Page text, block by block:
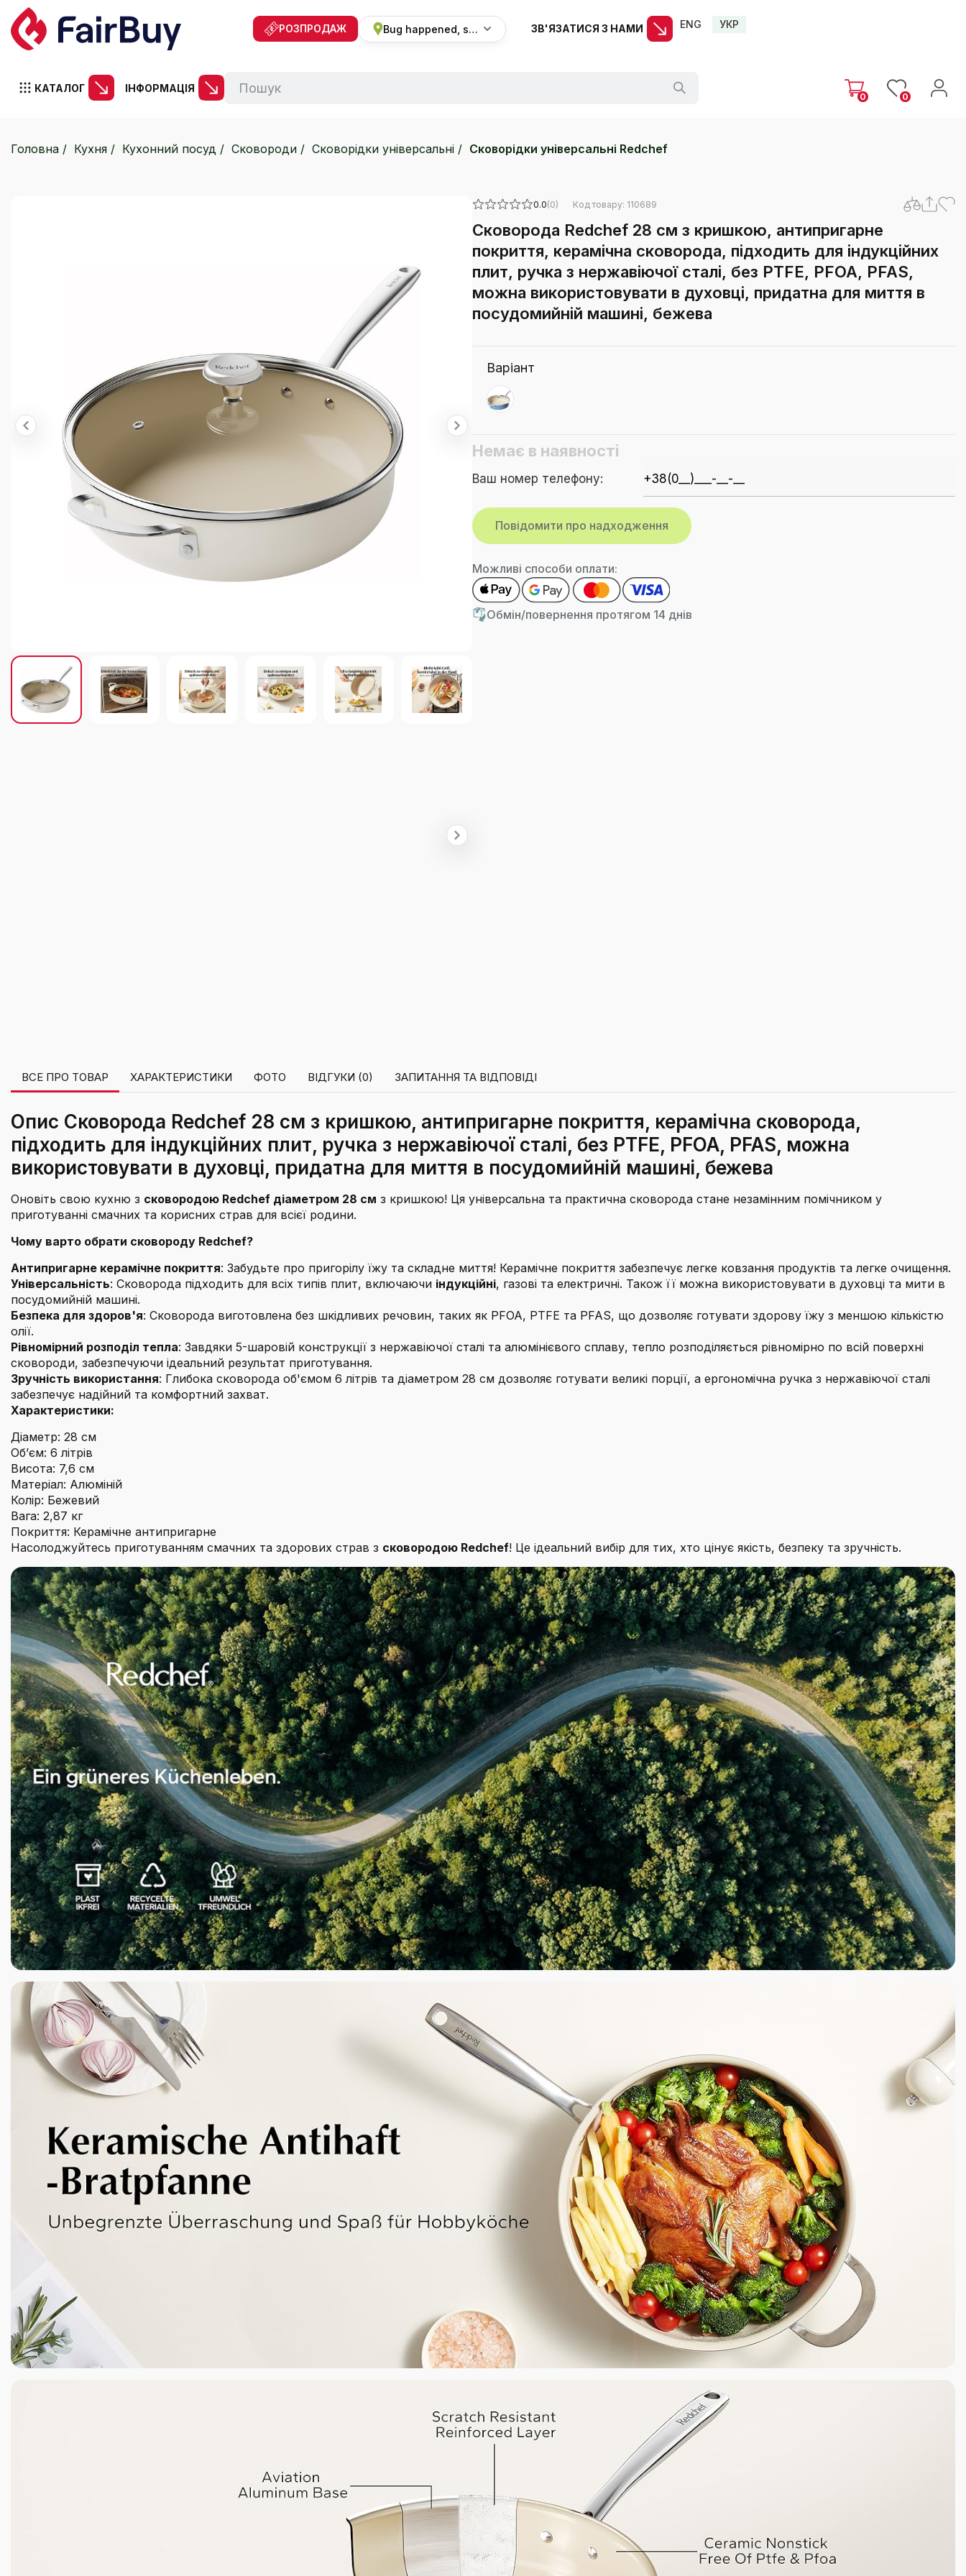
РОЗПРОДАЖ Bug happened, sorry ЗВ'ЯЗАТИСЯ З НАМИ ENG УКР
КАТАЛОГ ІНФОРМАЦІЯ
0 0
Головна Кухня Кухонний посуд Сковороди Сковорідки універсальні Сковорідки універсальні Redchef
0.0(0) Код товару: 110689
Сковорода Redchef 28 см з кришкою, антипригарне
покриття, керамічна сковорода, підходить для індукційних
плит, ручка з нержавіючої сталі, без PTFE, PFOA, PFAS,
можна використовувати в духовці, придатна для миття в
посудомийній машині, бежева
Варіант
Немає в наявності
Ваш номер телефону:
Можливі способи оплати:
Обмін/повернення протягом 14 днів
ВСЕ ПРО ТОВАР ХАРАКТЕРИСТИКИ ФОТО ВІДГУКИ (0) ЗАПИТАННЯ ТА ВІДПОВІДІ
Опис Сковорода Redchef 28 см з кришкою, антипригарне покриття, керамічна сковорода,
підходить для індукційних плит, ручка з нержавіючої сталі, без PTFE, PFOA, PFAS, можна
використовувати в духовці, придатна для миття в посудомийній машині, бежева
Оновіть свою кухню з сковородою Redchef діаметром 28 см з кришкою! Ця універсальна та практична сковорода стане незамінним помічником у
приготуванні смачних та корисних страв для всієї родини.
Чому варто обрати сковороду Redchef?
Антипригарне керамічне покриття: Забудьте про пригорілу їжу та складне миття! Керамічне покриття забезпечує легке ковзання продуктів та легке очищення.
Універсальність: Сковорода підходить для всіх типів плит, включаючи індукційні, газові та електричні. Також її можна використовувати в духовці та мити в
посудомийній машині.
Безпека для здоров'я: Сковорода виготовлена без шкідливих речовин, таких як PFOA, PTFE та PFAS, що дозволяє готувати здорову їжу з меншою кількістю
олії.
Рівномірний розподіл тепла: Завдяки 5-шаровій конструкції з нержавіючої сталі та алюмінієвого сплаву, тепло розподіляється рівномірно по всій поверхні
сковороди, забезпечуючи ідеальний результат приготування.
Зручність використання: Глибока сковорода об'ємом 6 літрів та діаметром 28 см дозволяє готувати великі порції, а ергономічна ручка з нержавіючої сталі
забезпечує надійний та комфортний захват.
Характеристики:
Діаметр: 28 см
Об’єм: 6 літрів
Висота: 7,6 см
Матеріал: Алюміній
Колір: Бежевий
Вага: 2,87 кг
Покриття: Керамічне антипригарне
Насолоджуйтесь приготуванням смачних та здорових страв з сковородою Redchef! Це ідеальний вибір для тих, хто цінує якість, безпеку та зручність.